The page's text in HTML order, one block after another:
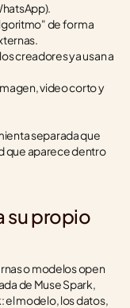
de forma
creadores ya usan a
video corto y
separada que
que aparece dentro
su propio
o modelos open
de Muse Spark,
el modelo, los datos,